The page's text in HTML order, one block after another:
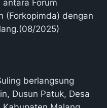
Forum
(Forkopimda) dengan
2025)
berlangsung
Dusun Patuk, Desa